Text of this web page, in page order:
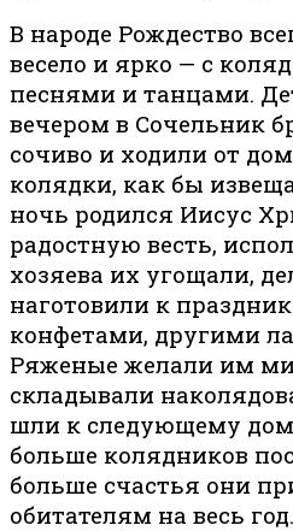
В народе Рождество
весело и ярко — с
песнями и танцами.
вечером в Сочельник
сочиво и ходили от
колядки, как бы
ночь родился Иисус
радостную весть,
хозяева их угощали,
наготовили к
конфетами, другими
Ряженые желали им
складывали
шли к следующему
больше колядников
больше счастья они
обитателям на весь год.